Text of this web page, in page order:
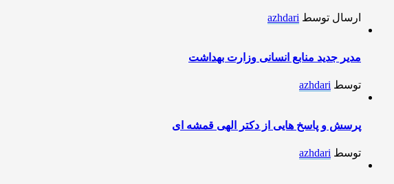
ارسال توسط azhdari
مدیر جدید منابع انسانی وزارت بهداشت
توسط azhdari
پرسش و پاسخ هایی از دکتر الهی قمشه ای
توسط azhdari